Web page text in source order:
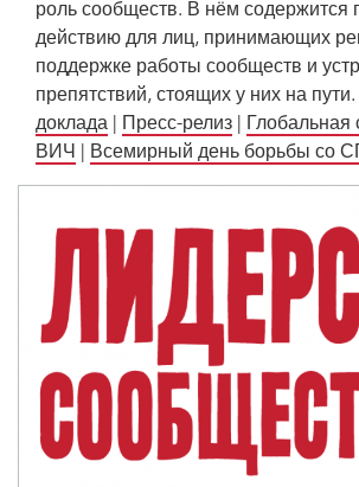
роль сообществ. В нём содержится
действию для лиц, принимающих
поддержке работы сообществ и
препятствий, стоящих у них на пути.
доклада
Пресс-релиз
Глобальная
ВИЧ
Всемирный день борьбы со